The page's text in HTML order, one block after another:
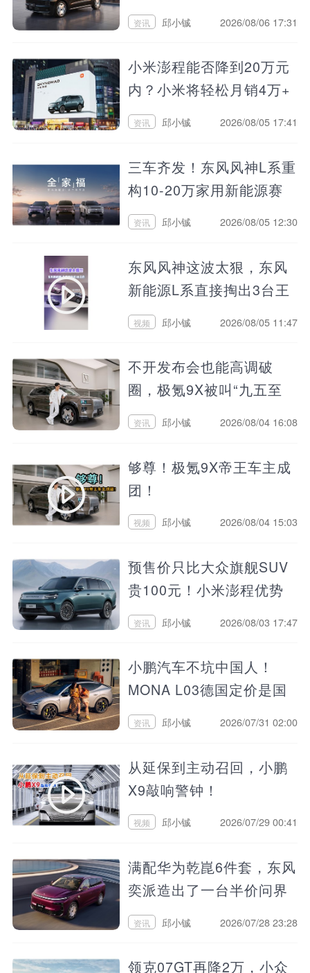
资讯 邱小铖 2026/08/06 17:31
小米澎程能否降到20万元
内？小米将轻松月销4万+
资讯 邱小铖 2026/08/05 17:41
三车齐发！东风风神L系重
构10-20万家用新能源赛
道
资讯 邱小铖 2026/08/05 12:30
东风风神这波太狠，东风
新能源L系直接掏出3台王
炸
视频 邱小铖 2026/08/05 11:47
不开发布会也能高调破
圈，极氪9X被叫“九五至
尊”
资讯 邱小铖 2026/08/04 16:08
够尊！极氪9X帝王车主成
团！
视频 邱小铖 2026/08/04 15:03
预售价只比大众旗舰SUV
贵100元！小米澎程优势
大吗？
资讯 邱小铖 2026/08/03 17:47
小鹏汽车不坑中国人！
MONA L03德国定价是国
内的2倍
资讯 邱小铖 2026/07/31 02:00
从延保到主动召回，小鹏
X9敲响警钟！
视频 邱小铖 2026/07/29 00:41
满配华为乾崑6件套，东风
奕派造出了一台半价问界
M8？
资讯 邱小铖 2026/07/28 23:28
领克07GT再降2万，小众